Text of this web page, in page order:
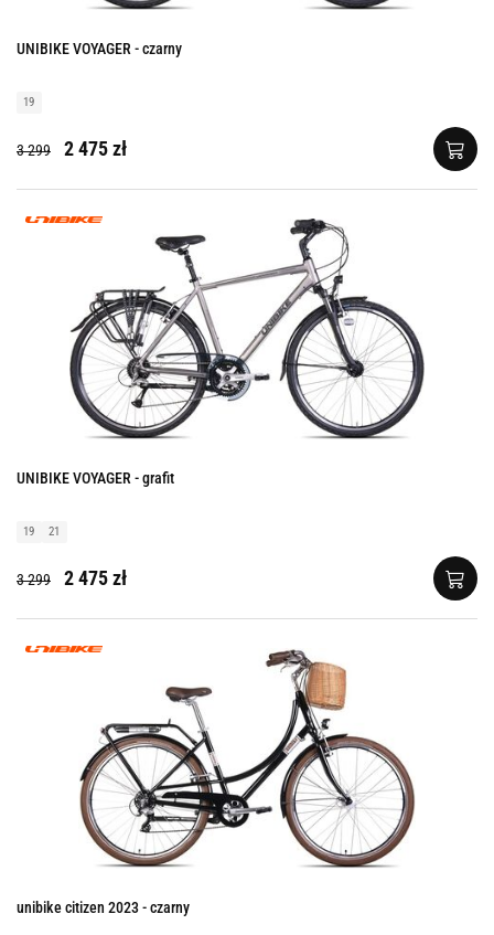
UNIBIKE VOYAGER - czarny
19
3 299 2 475 zł
UNIBIKE VOYAGER - grafit
19 21
3 299 2 475 zł
unibike citizen 2023 - czarny